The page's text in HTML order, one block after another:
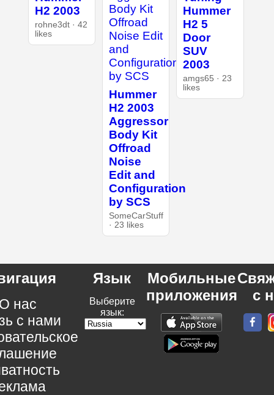
H2 2003
rohne3dt · 42
likes
Hummer
H2 2003
Aggressor
Body Kit
Offroad
Noise
Edit and
Configuration
by SCS
SomeCarStuff
· 23 likes
Hummer
H2 5
Door
SUV
2003
amgs65 · 23
likes
нас
с нами
Язык
Выберите
язык:
Мобильные
приложения
с